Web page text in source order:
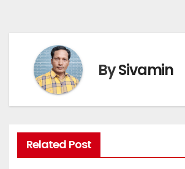
BySivamin
Related Post